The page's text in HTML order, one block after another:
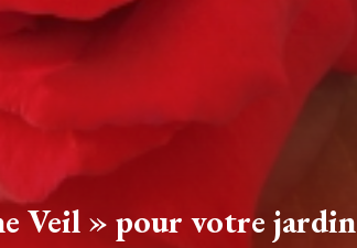
Veil » pour votre jardin